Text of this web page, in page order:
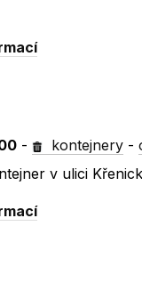
- kontejnery -
v ulici